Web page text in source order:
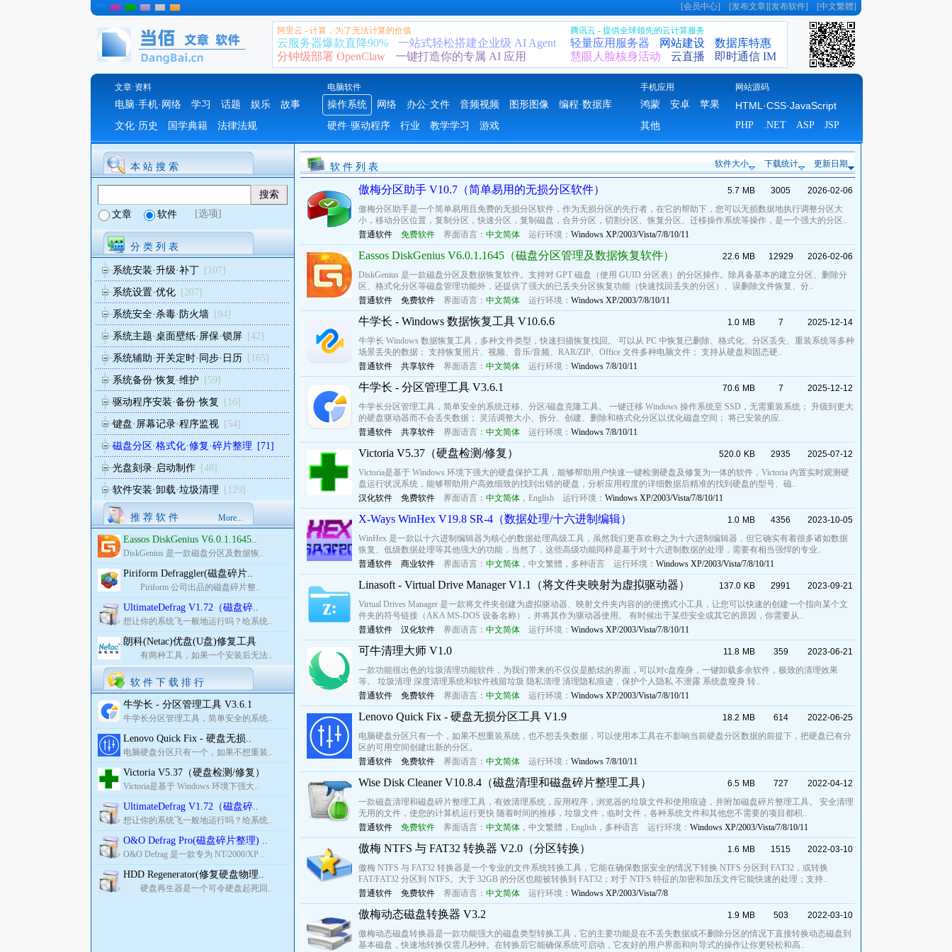
[会员中心] [发布文章][发布软件] [中文繁體]
阿里云 - 计算，为了无法计算的价值
云服务器爆款直降90%
一站式轻松搭建企业级 AI Agent
分钟级部署 OpenClaw
一键打造你的专属 AI 应用
腾讯云 - 提供全球领先的云计算服务
轻量应用服务器 网站建设
数据库特惠
慧眼人脸核身活动
云直播 即时通信 IM
文章·资料 电脑软件 手机应用 网站源码
电脑·手机·网络 学习 话题 娱乐
故事
文化·历史
国学典籍 法律法规
操作系统 网络 办公·文件 音频视频 图形图像
编程·数据库
硬件·驱动程序
行业 教学学习 游戏
鸿蒙 安卓
苹果
其他
HTML·CSS·JavaScript
PHP .NET ASP JSP
本 站 搜 索
文章 软件 [选项]
分 类 列 表
系统安装·升级·补丁 [107]
系统设置·优化 [207]
系统安全·杀毒·防火墙 [94]
系统主题·桌面壁纸·屏保·锁屏 [42]
系统辅助·开关定时·同步·日历 [165]
系统备份·恢复·维护 [59]
驱动程序安装·备份·恢复 [16]
键盘·屏幕记录·程序监视 [54]
磁盘分区·格式化·修复·碎片整理 [71]
光盘刻录·启动制作 [48]
软件安装·卸载·垃圾清理 [129]
推 荐 软 件 More...
Eassos DiskGenius V6.0.1.1645..
DiskGenius 是一款磁盘分区及数据恢..
Piriform Defraggler(磁盘碎片..
Piriform 公司出品的磁盘碎片整..
UltimateDefrag V1.72（磁盘碎..
想让你的系统飞一般地运行吗？给系统..
朗科(Netac)优盘(U盘)修复工具
有两种工具，如果一个安装后无法..
软 件 下 载 排 行
牛学长 - 分区管理工具 V3.6.1
牛学长分区管理工具，简单安全的系统..
Lenovo Quick Fix - 硬盘无损..
电脑硬盘分区只有一个，如果不想重装..
Victoria V5.37（硬盘检测/修复）
Victoria是基于 Windows 环境下强大..
UltimateDefrag V1.72（磁盘碎..
想让你的系统飞一般地运行吗？给系统..
O&O Defrag Pro(磁盘碎片整理) ..
O&O Defrag 是一款专为 NT/2000/XP ..
HDD Regenerator(修复硬盘物理..
硬盘再生器是一个可令硬盘起死回..
软 件 列 表 软件大小 下载统计 更新日期
傲梅分区助手 V10.7（简单易用的无损分区软件） 5.7 MB 3005
2026-02-06
傲梅分区助手是一个简单易用且免费的无损分区软件，作为无损分区的先行者，在它的帮助下，您可以无损数据地执行调整分区大
小，移动分区位置，复制分区，快速分区，复制磁盘，合并分区，切割分区、恢复分区、迁移操作系统等操作，是一个强大的分区..
普通软件
免费软件 界面语言： 中文简体 运行环境： Windows XP/2003/Vista/7/8/10/11
Eassos DiskGenius V6.0.1.1645（磁盘分区管理及数据恢复软件） 22.6 MB 12929
2026-02-06
DiskGenius 是一款磁盘分区及数据恢复软件。支持对 GPT 磁盘（使用 GUID 分区表）的分区操作。除具备基本的建立分区、删除分
区、格式化分区等磁盘管理功能外，还提供了强大的已丢失分区恢复功能（快速找回丢失的分区）、误删除文件恢复、分..
普通软件
免费软件 界面语言： 中文简体 运行环境： Windows XP/2003/7/8/10/11
牛学长 - Windows 数据恢复工具 V10.6.6 1.0 MB 7
2025-12-14
牛学长 Windows 数据恢复工具，多种文件类型，快速扫描恢复找回。 可以从 PC 中恢复已删除、格式化、分区丢失、重装系统等多种
场景丢失的数据； 支持恢复照片、视频、音乐/音频、RAR/ZIP、Office 文件多种电脑文件； 支持从硬盘和固态硬..
普通软件
共享软件 界面语言： 中文简体 运行环境： Windows 7/8/10/11
牛学长 - 分区管理工具 V3.6.1 70.6 MB 7
2025-12-12
牛学长分区管理工具，简单安全的系统迁移、分区/磁盘克隆工具。 一键迁移 Windows 操作系统至 SSD，无需重装系统； 升级到更大
的硬盘驱动器而不会丢失数据； 灵活调整大小、拆分、创建、删除和格式化分区以优化磁盘空间； 将已安装的应..
普通软件
共享软件 界面语言： 中文简体 运行环境： Windows 7/8/10/11
Victoria V5.37（硬盘检测/修复） 520.0 KB 2935
2025-07-12
Victoria是基于 Windows 环境下强大的硬盘保护工具，能够帮助用户快速一键检测硬盘及修复为一体的软件，Victoria 内置实时观测硬
盘运行状况系统，能够帮助用户高效细致的找到出错的硬盘，分析应用程度的详细数据后精准的找到硬盘的型号、磁..
汉化软件
免费软件 界面语言： 中文简体 ， English 运行环境： Windows XP/2003/Vista/7/8/10/11
X-Ways WinHex V19.8 SR-4（数据处理/十六进制编辑） 1.0 MB 4356
2023-10-05
WinHex 是一款以十六进制编辑器为核心的数据处理高级工具，虽然我们更喜欢称之为十六进制编辑器，但它确实有着很多诸如数据
恢复、低级数据处理等其他强大的功能，当然了，这些高级功能同样是基于对十六进制数据的处理，需要有相当强悍的专业..
普通软件
商业软件 界面语言： 中文简体 ， 中文繁體 ， 多种语言 运行环境： Windows XP/2003/Vista/7/8/10/11
Linasoft - Virtual Drive Manager V1.1（将文件夹映射为虚拟驱动器） 137.0 KB 2991
2023-09-21
Virtual Drives Manager 是一款将文件夹创建为虚拟驱动器、映射文件夹内容的的便携式小工具，让您可以快速的创建一个指向某个文
件夹的符号链接（AKA MS-DOS 设备名称），并将其作为驱动器使用。 有时候出于某些安全或其它的原因，你需要从..
普通软件
汉化软件 界面语言： 中文简体 运行环境： Windows XP/2003/Vista/7/8/10/11
可牛清理大师 V1.0 11.8 MB 359
2023-06-21
一款功能很出色的垃圾清理功能软件，为我们带来的不仅仅是酷炫的界面，可以对c盘瘦身，一键卸载多余软件，极致的清理效果
等。 垃圾清理 深度清理系统和软件残留垃圾 隐私清理 清理隐私痕迹，保护个人隐私 不泄露 系统盘瘦身 转..
普通软件
免费软件 界面语言： 中文简体 运行环境： Windows XP/2003/Vista/7/8/10/11
Lenovo Quick Fix - 硬盘无损分区工具 V1.9 18.2 MB 614
2022-06-25
电脑硬盘分区只有一个，如果不想重装系统，也不想丢失数据，可以使用本工具在不影响当前硬盘分区数据的前提下，把硬盘已有分
区的可用空间创建出新的分区。
普通软件
免费软件 界面语言： 中文简体 运行环境： Windows 7/8/10/11
Wise Disk Cleaner V10.8.4（磁盘清理和磁盘碎片整理工具） 6.5 MB 727
2022-04-12
一款磁盘清理和磁盘碎片整理工具，有效清理系统，应用程序，浏览器的垃圾文件和使用痕迹，并附加磁盘碎片整理工具。 安全清理
无用的文件，使您的计算机运行更快 随着时间的推移，垃圾文件，临时文件，各种系统文件和其他您不需要的项目都积..
普通软件
免费软件 界面语言： 中文简体 ， 中文繁體 ， English ， 多种语言 运行环境： Windows XP/2003/Vista/7/8/10/11
傲梅 NTFS 与 FAT32 转换器 V2.0（分区转换） 1.6 MB 1515
2022-03-10
傲梅 NTFS 与 FAT32 转换器是一个专业的文件系统转换工具，它能在确保数据安全的情况下转换 NTFS 分区到 FAT32，或转换
FAT/FAT32 分区到 NTFS。大于 32GB 的分区也能被转换到 FAT32；对于 NTFS 特征的加密和加压文件它能快速的处理；支持..
普通软件
免费软件 界面语言： 中文简体 运行环境： Windows XP/2003/Vista/7/8
傲梅动态磁盘转换器 V3.2 1.9 MB 503
2022-03-10
傲梅动态磁盘转换器是一款功能强大的磁盘类型转换工具，它的主要功能是在不丢失数据或不删除分区的情况下直接转换动态磁盘到
基本磁盘，快速地转换仅需几秒钟。在转换后它能确保系统可启动，它友好的用户界面和向导式的操作让你更轻松和高..